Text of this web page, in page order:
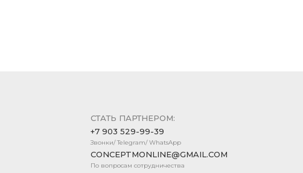
СТАТЬ ПАРТНЕРОМ:
+7 903 529-99-39
Звонки/ Telegram/ WhatsApp
CONCEPTMONLINE@GMAIL.COM
По вопросам сотрудничества